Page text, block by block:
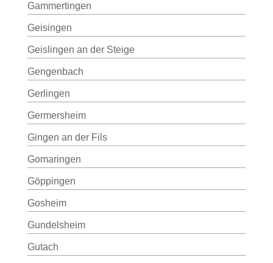
Gammertingen
Geisingen
Geislingen an der Steige
Gengenbach
Gerlingen
Germersheim
Gingen an der Fils
Gomaringen
Göppingen
Gosheim
Gundelsheim
Gutach